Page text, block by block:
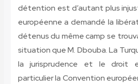
détention est d’autant plus
européenne a demandé la
détenus du même camp se
situation que M. Dbouba. La
la jurisprudence et le droit
particulier la Convention